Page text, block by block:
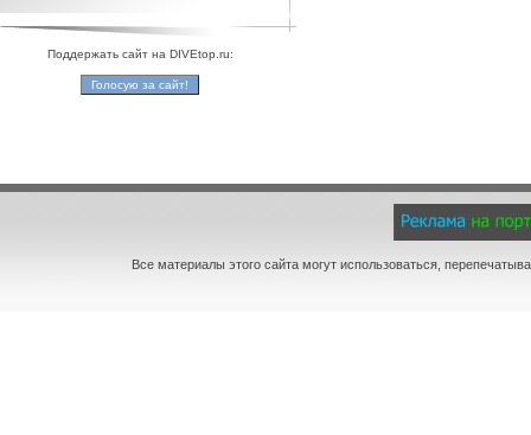
Поддержать сайт на DIVEtop.ru:
Все материалы этого сайта могут использоваться,